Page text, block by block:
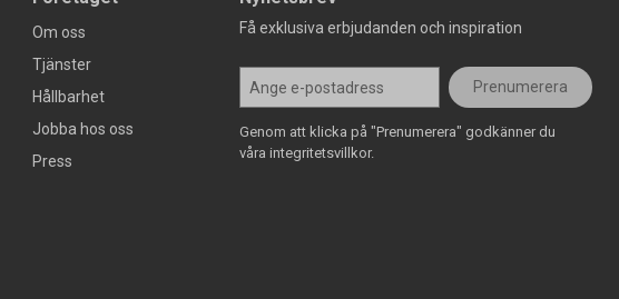
Om oss
Tjänster
Hållbarhet
Jobba hos oss
Press
Få exklusiva erbjudanden och inspiration
Prenumerera
Genom att klicka på "Prenumerera" godkänner du
våra integritetsvillkor.